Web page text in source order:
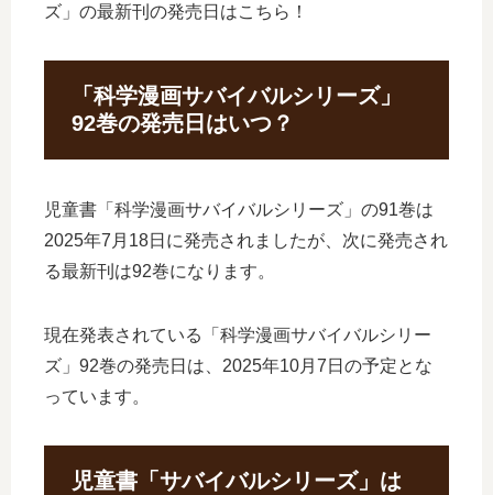
ズ」の最新刊の発売日はこちら！
「科学漫画サバイバルシリーズ」
92巻の発売日はいつ？
児童書「科学漫画サバイバルシリーズ」の91巻は
2025年7月18日に発売されましたが、次に発売され
る最新刊は92巻になります。
現在発表されている「科学漫画サバイバルシリー
ズ」92巻の発売日は、2025年10月7日の予定とな
っています。
児童書「サバイバルシリーズ」は